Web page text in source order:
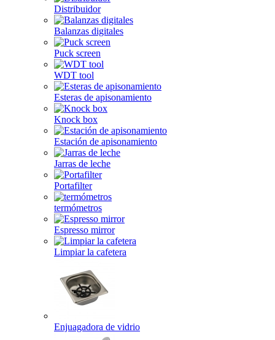
Distribuidor
Balanzas digitales
Puck screen
WDT tool
Esteras de apisonamiento
Knock box
Estación de apisonamiento
Jarras de leche
Portafilter
termómetros
Espresso mirror
Limpiar la cafetera
Enjuagadora de vidrio